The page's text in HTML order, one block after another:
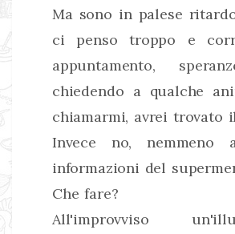
Ma sono in palese
ci penso troppo e
appuntamento,
chiedendo a qualche
chiamarmi, avrei trovato
Invece no, nemmeno
informazioni del
Che fare?
All'improvviso